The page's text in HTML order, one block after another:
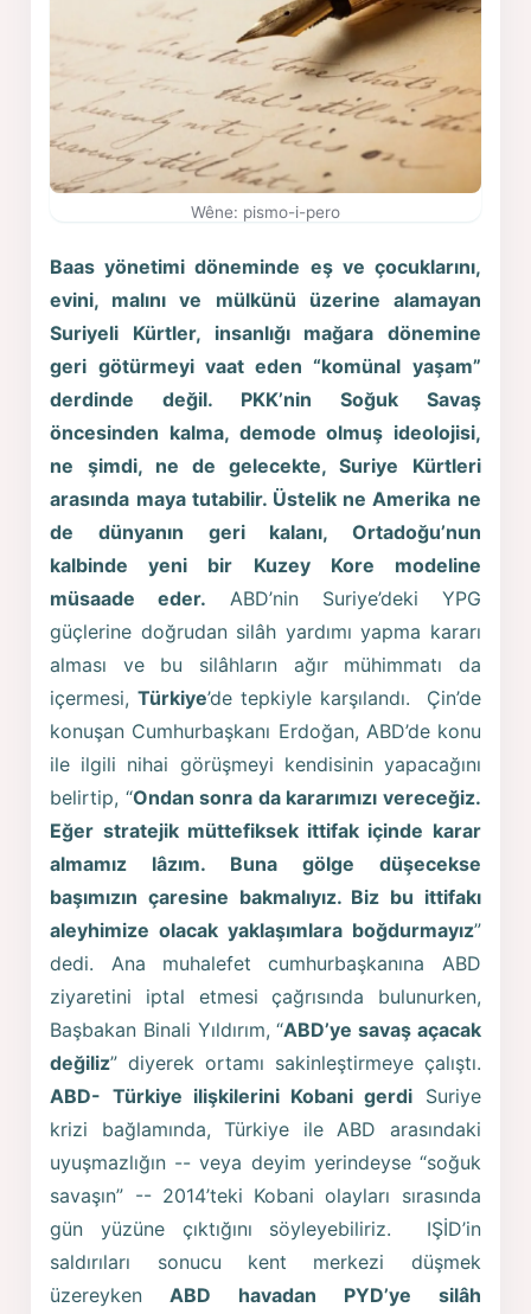
Wêne: pismo-i-pero
Baas yönetimi döneminde eş ve çocuklarını,
evini, malını ve mülkünü üzerine alamayan
Suriyeli Kürtler, insanlığı mağara dönemine
geri götürmeyi vaat eden “komünal yaşam”
derdinde değil. PKK’nin Soğuk Savaş
öncesinden kalma, demode olmuş ideolojisi,
ne şimdi, ne de gelecekte,Suriye Kürtleri
arasında maya tutabilir. Üstelik ne Amerika ne
de dünyanın geri kalanı, Ortadoğu’nun
kalbinde yeni bir Kuzey Kore modeline
müsaade eder. ABD’nin Suriye’deki YPG
güçlerine doğrudan silâh yardımı yapma kararı
alması ve bu silâhların ağır mühimmatı da
içermesi,Türkiye’de tepkiyle karşılandı. Çin’de
konuşan Cumhurbaşkanı Erdoğan, ABD’de konu
ile ilgili nihai görüşmeyi kendisinin yapacağını
belirtip, “Ondan sonra da kararımızı vereceğiz.
Eğer stratejik müttefiksek ittifak içinde karar
almamız lâzım. Buna gölge düşecekse
başımızın çaresine bakmalıyız. Biz bu ittifakı
aleyhimize olacak yaklaşımlara boğdurmayız”
dedi. Ana muhalefet cumhurbaşkanına ABD
ziyaretini iptal etmesi çağrısında bulunurken,
Başbakan Binali Yıldırım, “ABD’ye savaş açacak
değiliz” diyerek ortamı sakinleştirmeye çalıştı.
ABD- Türkiye ilişkilerini Kobani gerdi Suriye
krizi bağlamında, Türkiye ile ABD arasındaki
uyuşmazlığın -- veya deyim yerindeyse “soğuk
savaşın” -- 2014’teki Kobani olayları sırasında
gün yüzüne çıktığını söyleyebiliriz. IŞİD’in
saldırıları sonucu kent merkezi düşmek
üzereyken ABD havadan PYD’ye silâh